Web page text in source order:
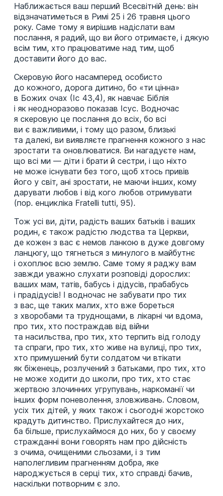
Наближається ваш перший Всесвітній день: він
відзначатиметься в Римі 25 і 26 травня цього
року. Саме тому я вирішив надіслати вам
послання, я радий, що ви його отримаєте, і дякую
всім тим, хто працюватиме над тим, щоб
доставити його до вас.
Скеровую його насамперед особисто
до кожного, дорога дитино, бо «ти цінна»
в Божих очах (Іс 43,4), як навчає Біблія
і як неодноразово показав Ісус. Водночас
я скеровую це послання до всіх, бо всі
ви є важливими, і тому що разом, близькі
та далекі, ви виявляєте прагнення кожного з нас
зростати та оновлюватися. Ви нагадуєте нам,
що всі ми — діти і брати й сестри, і що ніхто
не може існувати без того, щоб хтось привів
його у світ, ані зростати, не маючи інших, кому
дарувати любов і від кого любов отримувати
(пор. енцикліка Fratelli tutti, 95).
Тож усі ви, діти, радість ваших батьків і ваших
родин, є також радістю людства та Церкви,
де кожен з вас є немов ланкою в дуже довгому
ланцюгу, що тягнеться з минулого в майбутнє
і охоплює всю землю. Саме тому я раджу вам
завжди уважно слухати розповіді дорослих:
ваших мам, татів, бабусь і дідусів, прабабусь
і прадідусів! І водночас не забувати про тих
з вас, ще таких малих, хто вже бореться
з хворобами та труднощами, в лікарні чи вдома,
про тих, хто постраждав від війни
та насильства, про тих, хто терпить від голоду
та спраги, про тих, хто живе на вулиці, про тих,
хто примушений бути солдатом чи втікати
як біженець, розлучений з батьками, про тих, хто
не може ходити до школи, про тих, хто стає
жертвою злочинних угрупувань, наркоманії чи
інших форм поневолення, зловживань. Словом,
усіх тих дітей, у яких також і сьогодні жорстоко
крадуть дитинство. Прислухайтеся до них,
ба більше, прислухаймося до них, бо у своєму
стражданні вони говорять нам про дійсність
з очима, очищеними сльозами, і з тим
наполегливим прагненням добра, яке
народжується в серці тих, хто справді бачив,
наскільки потворним є зло.